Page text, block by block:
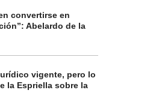
convertirse en
Abelardo de la
vigente, pero lo
la Espriella sobre la